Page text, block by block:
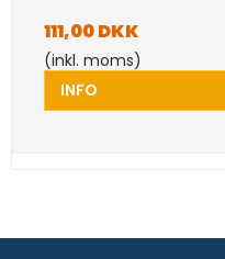
111,00 DKK
(inkl. moms)
INFO